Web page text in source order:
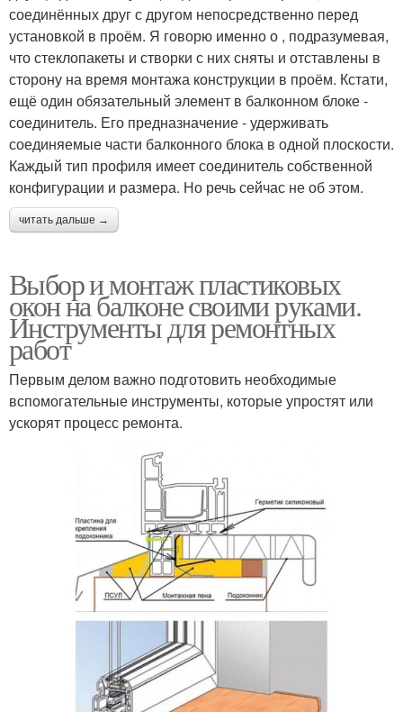
соединённых друг с другом непосредственно перед
установкой в проём. Я говорю именно о , подразумевая,
что стеклопакеты и створки с них сняты и отставлены в
сторону на время монтажа конструкции в проём. Кстати,
ещё один обязательный элемент в балконном блоке -
соединитель. Его предназначение - удерживать
соединяемые части балконного блока в одной плоскости.
Каждый тип профиля имеет соединитель собственной
конфигурации и размера. Но речь сейчас не об этом.
читать дальше →
Выбор и монтаж пластиковых
окон на балконе своими руками.
Инструменты для ремонтных
работ
Первым делом важно подготовить необходимые
вспомогательные инструменты, которые упростят или
ускорят процесс ремонта.